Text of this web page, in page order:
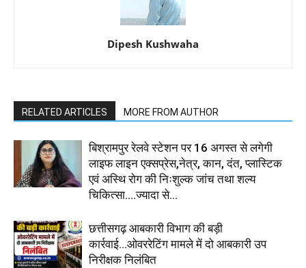
Dipesh Kushwaha
RELATED ARTICLES MORE FROM AUTHOR
बिश्रामपुर रेलवे स्टेशन पर 16 अगस्त से लगेगी
लाइफ लाइन एक्सप्रेस,नेत्र, कान, दंत, प्लास्टिक
एवं अस्थि रोग की निःशुल्क जांच तथा शल्य
चिकित्सा....ज्यादा से...
छत्तीसगढ़ आबकारी विभाग की बड़ी
कार्रवाई...ओवररेटिंग मामले में दो आबकारी उप
निरीक्षक निलंबित